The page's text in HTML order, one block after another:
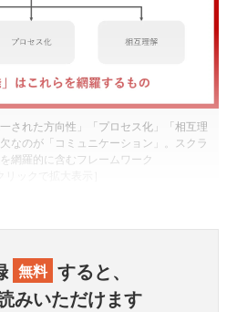
された方向性」「プロセス化」「相互理
なのが「コミュニケーション」。スクラ
網羅的に含むフレームワーク
無料 すると、
みいただけます